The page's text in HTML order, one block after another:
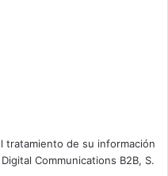
tratamiento de su información
Communications B2B, S.